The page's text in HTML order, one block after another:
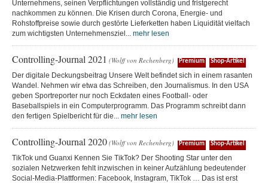
Unternehmens, seinen Verpflichtungen vollständig und fristgerecht
nachkommen zu können. Die Krisen durch Corona, Energie- und
Rohstoffpreise sowie durch gestörte Lieferketten haben Liquidität vielfach
zum wichtigsten Unternehmensziel... mehr lesen
Controlling-Journal 2021 (Wolff von Rechenberg) Premium Shop-Artikel
Der digitale Deckungsbeitrag Unsere Welt befindet sich in einem rasanten
Wandel. Nehmen wir etwa das Schreiben, den Journalismus. In den USA
geben Sportreporter nur noch Eckdaten eines Football- oder
Baseballspiels in ein Computerprogramm. Das Programm schreibt dann
den fertigen Spielbericht für die... mehr lesen
Controlling-Journal 2020 (Wolff von Rechenberg) Premium Shop-Artikel
TikTok und Guanxi Kennen Sie TikTok? Der Shooting Star unter den
sozialen Netzwerken fehlt inzwischen in keiner Aufzählung bedeutender
Social-Media-Plattformen: Facebook, Instagram, TikTok … Das ist erst